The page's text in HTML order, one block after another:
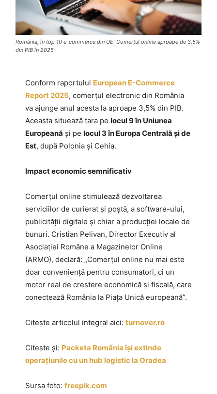
România, în top 10 e-commerce din UE: Comerțul online aproape de 3,5%
din PIB în 2025
Conform raportului European E-Commerce
Report 2025, comerțul electronic din România
va ajunge anul acesta la aproape 3,5% din PIB.
Aceasta situează țara pe locul 9 în Uniunea
Europeană și pe locul 3 în Europa Centrală și de
Est, după Polonia și Cehia.
Impact economic semnificativ
Comerțul online stimulează dezvoltarea
serviciilor de curierat și poștă, a software-ului,
publicității digitale și chiar a producției locale de
bunuri. Cristian Pelivan, Director Executiv al
Asociației Române a Magazinelor Online
(ARMO), declară: „Comerțul online nu mai este
doar conveniență pentru consumatori, ci un
motor real de creștere economică și fiscală, care
conectează România la Piața Unică europeană”.
Citește articolul integral aici: turnover.ro
Citește și: Packeta România își extinde
operațiunile cu un hub logistic la Oradea
Sursa foto: freepik.com